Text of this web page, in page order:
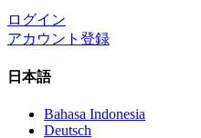
ログイン
アカウント登録
日本語
Bahasa Indonesia
Deutsch